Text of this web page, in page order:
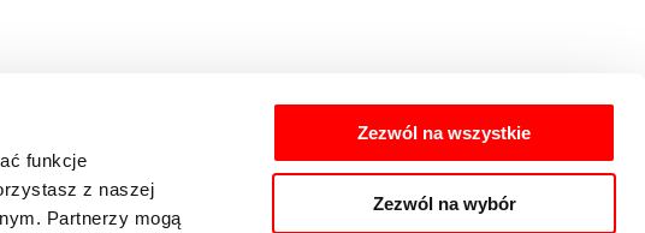
funkcje
z naszej
Partnerzy mogą
Zezwól na wszystkie
Zezwól na wybór
dotyczących preferencji zakupowych przez Eiffage Immobilier Polska Sp. z